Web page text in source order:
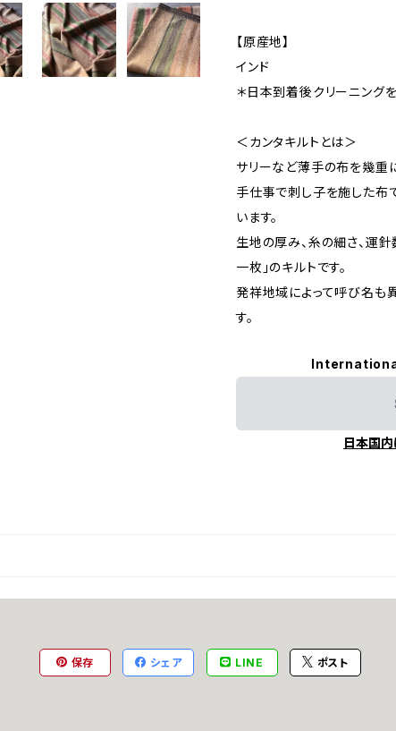
【原産地】
インド
＊日本到着後クリーニングを
＜カンタキルトとは＞
サリーなど薄手の布を幾重
手仕事で刺し子を施した布
います。
生地の厚み、糸の細さ、運
一枚」のキルトです。
発祥地域によって呼び名も
す。
日本国
保存 シェア LINE ポスト